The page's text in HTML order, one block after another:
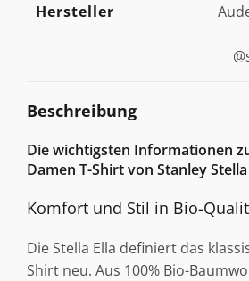
Hersteller
Beschreibung
Die wichtigsten Informationen
Damen T-Shirt von Stanley Stella
Komfort und Stil in Bio-
Die Stella Ella definiert das
Shirt neu. Aus 100% Bio-